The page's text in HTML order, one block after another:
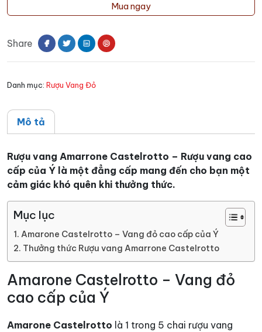
Amarrone
số
Mua ngay
Share
Danh mục: Rượu Vang Đỏ
Mô tả
Rượu vang Amarrone Castelrotto – Rượu vang cao
cấp của Ý là một đẳng cấp mang đến cho bạn một
cảm giác khó quên khi thưởng thức.
Mục lục
Amarone Castelrotto – Vang đỏ cao cấp của Ý
Thưởng thức Rượu vang Amarrone Castelrotto
Amarone Castelrotto – Vang đỏ
cao cấp của Ý
Amarone Castelrotto là 1 trong 5 chai rượu vang